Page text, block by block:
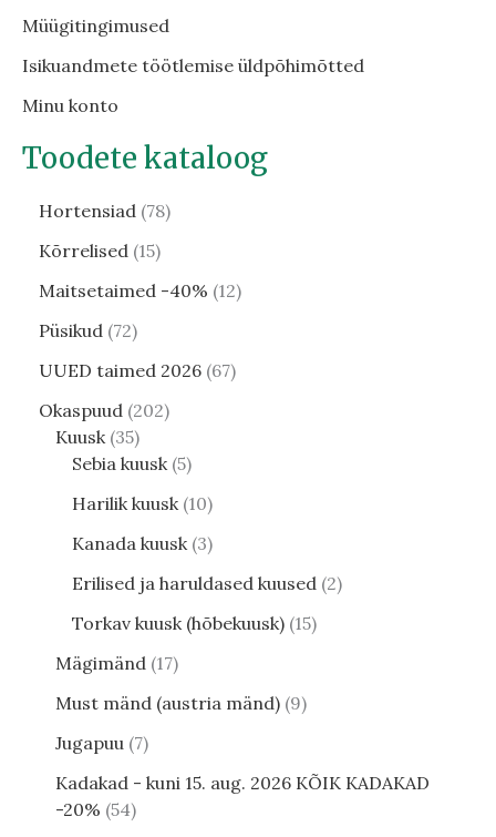
Müügitingimused
Isikuandmete töötlemise üldpõhimõtted
Minu konto
Toodete kataloog
Hortensiad 78
Kõrrelised 15
Maitsetaimed -40% 12
Püsikud 72
UUED taimed 2026 67
Okaspuud 202
Kuusk 35
Sebia kuusk 5
Harilik kuusk 10
Kanada kuusk 3
Erilised ja haruldased kuused 2
Torkav kuusk (hõbekuusk) 15
Mägimänd 17
Must mänd (austria mänd) 9
Jugapuu 7
Kadakad - kuni 15. aug. 2026 KÕIK KADAKAD
-20% 54